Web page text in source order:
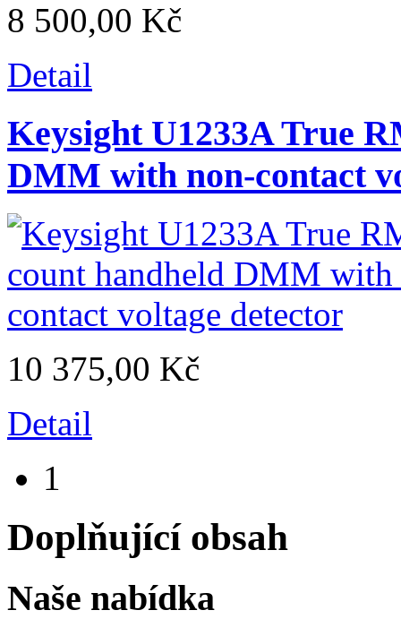
8 500,00 Kč
Detail
Keysight U1233A True
DMM with non-contact
10 375,00 Kč
Detail
1
Doplňující obsah
Naše nabídka